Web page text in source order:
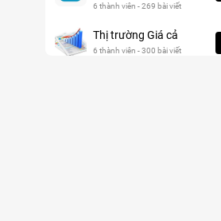
6 thành viên - 269 bài viết
Thị trường Giá cả
6 thành viên - 300 bài viết